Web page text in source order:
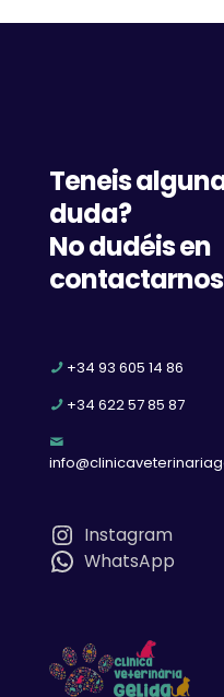
Teneis
duda?
No dudéis en
contactarnos
+34 93 605 14 86
+34 622 57 85 87
Instagram
WhatsApp